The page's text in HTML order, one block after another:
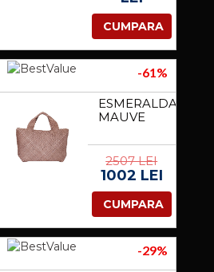
CUMPARA
-61%
ESMERALDA
MAUVE
2507 LEI
1002 LEI
CUMPARA
-29%